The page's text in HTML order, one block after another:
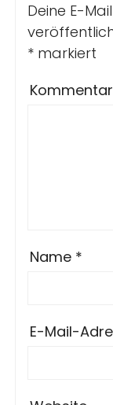
Deine E-
* markiert
Kommentar
Name *
E-Mail-